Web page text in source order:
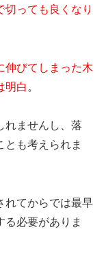
切っても良くなり
伸びてしまった木
明白 。
れませんし、落
とも考えられま
れてからでは最早
必要がありま